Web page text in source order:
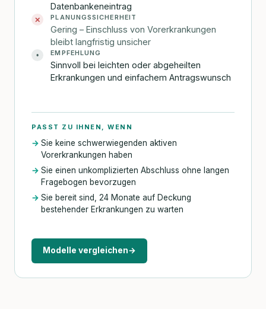
Datenbankeneintrag
✕ PLANUNGSSICHERHEIT
Gering – Einschluss von Vorerkrankungen
bleibt langfristig unsicher
• EMPFEHLUNG
Sinnvoll bei leichten oder abgeheilten
Erkrankungen und einfachem Antragswunsch
PASST ZU IHNEN, WENN
Sie keine schwerwiegenden aktiven
Vorerkrankungen haben
Sie einen unkomplizierten Abschluss ohne langen
Fragebogen bevorzugen
Sie bereit sind, 24 Monate auf Deckung
bestehender Erkrankungen zu warten
Modelle vergleichen→